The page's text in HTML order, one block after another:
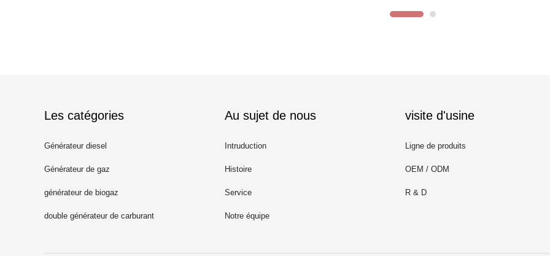
Les catégories
Générateur diesel
Générateur de gaz
générateur de biogaz
double générateur de carburant
Au sujet de nous
Intruduction
Histoire
Service
Notre équipe
visite d'usine
Ligne de produits
OEM / ODM
R & D